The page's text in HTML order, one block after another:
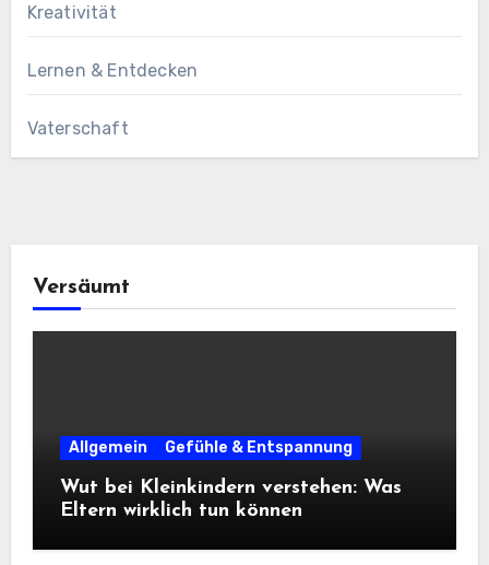
Kreativität
Lernen & Entdecken
Vaterschaft
Versäumt
Allgemein Gefühle & Entspannung
Wut bei Kleinkindern verstehen: Was
Eltern wirklich tun können